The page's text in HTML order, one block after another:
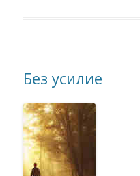
Без усилие